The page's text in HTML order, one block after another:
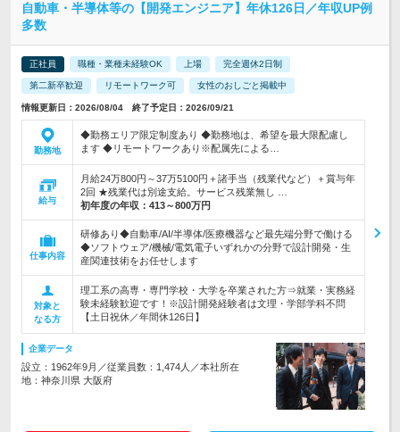
自動車・半導体等の【開発エンジニア】年休126日／年収UP例
多数
正社員 職種・業種未経験OK 上場 完全週休2日制
第二新卒歓迎 リモートワーク可 女性のおしごと掲載中
情報更新日：2026/08/04 終了予定日：2026/09/21
勤務地
◆勤務エリア限定制度あり ◆勤務地は、希望を最大限配慮し
ます ◆リモートワークあり※配属先による…
給与
月給24万800円～37万5100円＋諸手当（残業代など）＋賞与年
2回 ★残業代は別途支給。サービス残業無し …
初年度の年収： 413～800万円
仕事内容
研修あり◆自動車/AI/半導体/医療機器など最先端分野で働ける
◆ソフトウェア/機械/電気電子いずれかの分野で設計開発・生
産関連技術をお任せします
対象と
なる方
理工系の高専・専門学校・大学を卒業された方⇒就業・実務経
験未経験歓迎です！※設計開発経験者は文理・学部学科不問
【土日祝休／年間休126日】
企業データ
設立：1962年9月／従業員数：1,474人／本社所在
地：神奈川県 大阪府